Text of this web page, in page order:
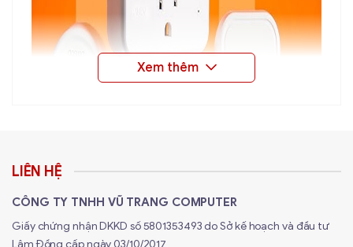
LIÊN HỆ
CÔNG TY TNHH VŨ TRANG COMPUTER
Giấy chứng nhận DKKD số 5801353493 do Sở kế hoạch và đầu tư
Lâm Đồng cấp ngày 03/10/2017